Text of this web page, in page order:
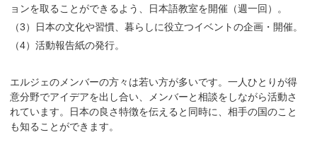
ョンを取ることができるよう、日本語教室を開催（週一回）。
（3）日本の文化や習慣、暮らしに役立つイベントの企画・開催。
（4）活動報告紙の発行。
エルジェのメンバーの方々は若い方が多いです。一人ひとりが得
意分野でアイデアを出し合い、メンバーと相談をしながら活動さ
れています。日本の良さ特徴を伝えると同時に、相手の国のこと
も知ることができます。